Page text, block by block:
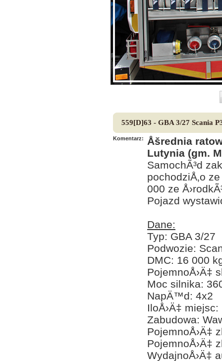
559[D]63 - GBA 3/27 Scania
Komentarz:
Åšrednia
Lutynia (gm.
SamochÃ³d
pochodziÅ‚o
000 ze
Pojazd
Dane:
Typ: GBA 3/27
Podwozie:
DMC: 16 000
PojemnoÅ›Ä‡
Moc silnika:
NapÄ™d: 4x2
IloÅ›Ä‡
Zabudowa:
PojemnoÅ›Ä‡
PojemnoÅ›Ä‡
WydajnoÅ›Ä‡